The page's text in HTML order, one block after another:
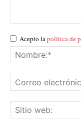
Acepto lapolítica de